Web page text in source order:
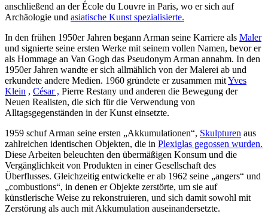
anschließend an der École du Louvre in Paris, wo er sich auf
Archäologie und asiatische Kunst spezialisierte.
In den frühen 1950er Jahren begann Arman seine Karriere als Maler
und signierte seine ersten Werke mit seinem vollen Namen, bevor er
als Hommage an Van Gogh das Pseudonym Arman annahm. In den
1950er Jahren wandte er sich allmählich von der Malerei ab und
erkundete andere Medien. 1960 gründete er zusammen mitYves
Klein , César , Pierre Restany und anderen die Bewegung der
Neuen Realisten, die sich für die Verwendung von
Alltagsgegenständen in der Kunst einsetzte.
1959 schuf Arman seine ersten „Akkumulationen“, Skulpturen aus
zahlreichen identischen Objekten, die in Plexiglas gegossen wurden.
Diese Arbeiten beleuchten den übermäßigen Konsum und die
Vergänglichkeit von Produkten in einer Gesellschaft des
Überflusses. Gleichzeitig entwickelte er ab 1962 seine „angers“ und
„combustions“, in denen er Objekte zerstörte, um sie auf
künstlerische Weise zu rekonstruieren, und sich damit sowohl mit
Zerstörung als auch mit Akkumulation auseinandersetzte.